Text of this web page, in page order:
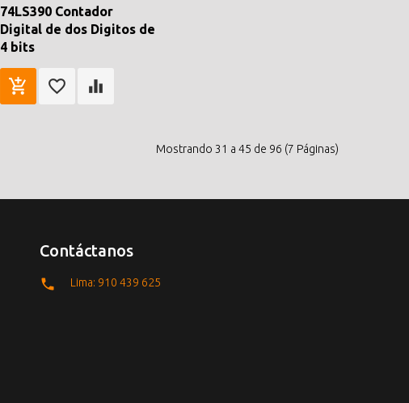
74LS390 Contador
Digital de dos Digitos de
4 bits
Mostrando 31 a 45 de 96 (7 Páginas)
Contáctanos
Lima: 910 439 625